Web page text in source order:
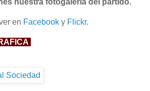
en Facebook y Flickr.